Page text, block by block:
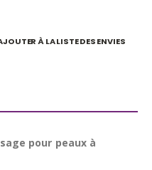
À LA LISTE DES ENVIES
pour peaux à